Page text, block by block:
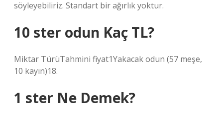
söyleyebiliriz. Standart bir ağırlık yoktur.
10 ster odun Kaç TL?
Miktar TürüTahmini fiyat1Yakacak odun (57 meşe,
10 kayın)18.
1 ster Ne Demek?